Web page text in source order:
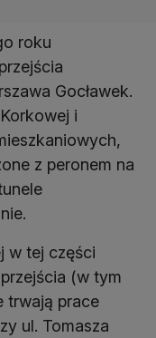
roku
Gocławek.
i
z peronem na
w tej części
(w tym
trwają prace
ul. Tomasza